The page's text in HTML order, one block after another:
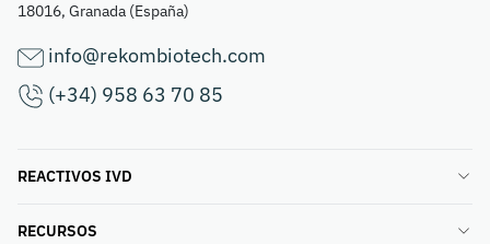
18016, Granada (España)
info@rekombiotech.com
(+34) 958 63 70 85
REACTIVOS IVD
RECURSOS